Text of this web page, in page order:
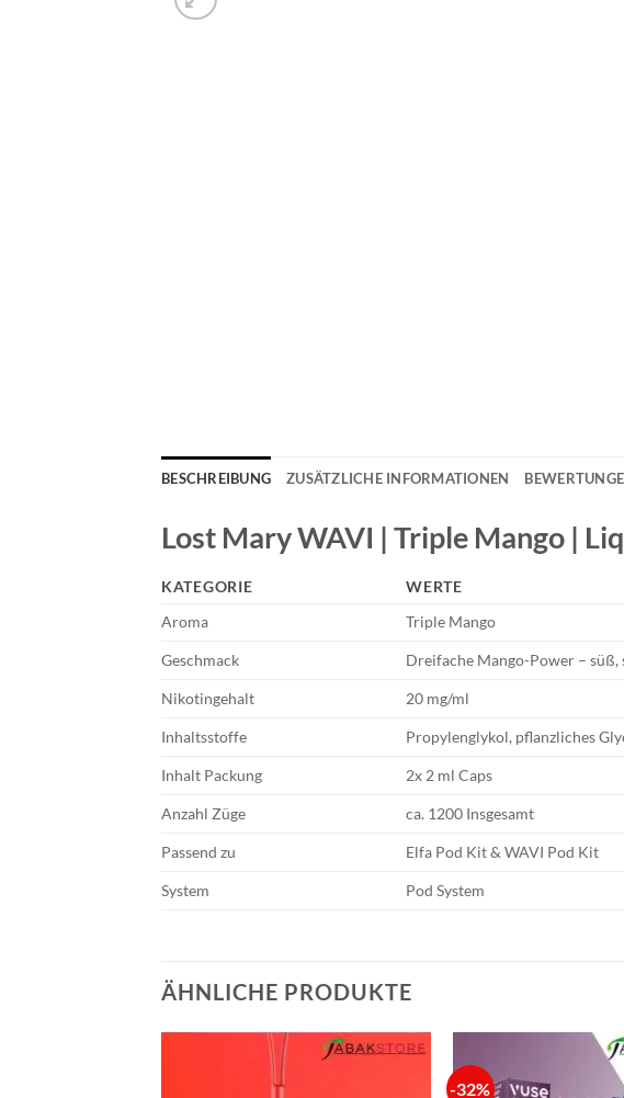
BESCHREIBUNG ZUSÄTZLICHE INFORMATIONEN
Lost Mary WAVI | Triple Mango |
KATEGORIE
WERTE
Aroma
Triple Mango
Geschmack Dreifache Mango-Power –
Nikotingehalt 20 mg/ml
Inhaltsstoffe Propylenglykol, pflanzliches
Inhalt Packung 2x 2 ml Caps
Anzahl Züge ca. 1200 Insgesamt
Passend zu Elfa Pod Kit & WAVI Pod Kit
System Pod System
ÄHNLICHE PRODUKTE
-32%